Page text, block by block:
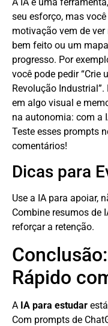
seu esforço, mas
motivação vem de
bem feito ou um
progresso. Por
você pode pedir “Crie
Revolução
em algo visual e
na autonomia: com a
Teste esses prompts
comentários!
Dicas para
Use a IA para apoiar,
Combine resumos de
reforçar a retenção.
Rápido
A IA para estudar
Com prompts de